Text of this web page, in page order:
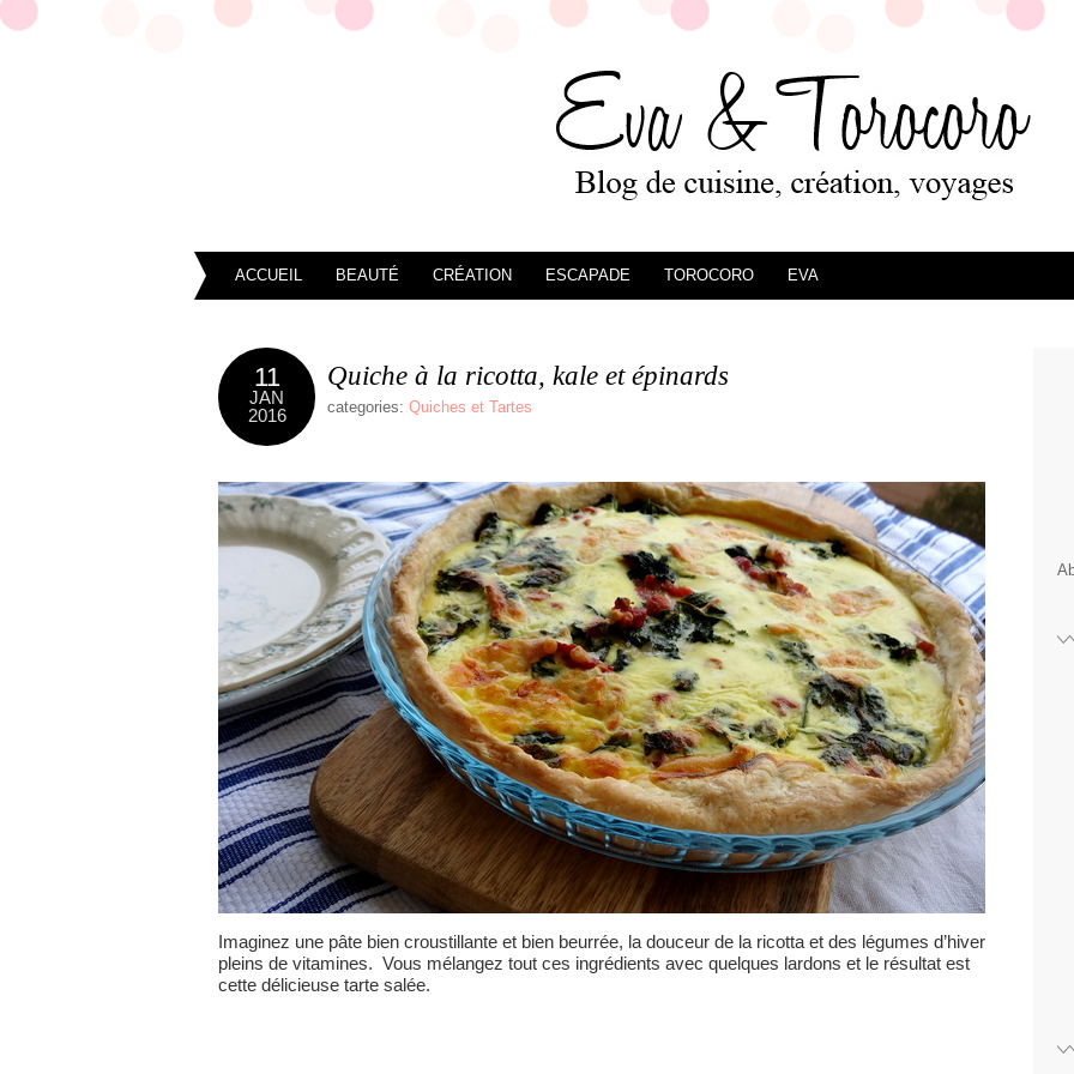
ACCUEIL BEAUTÉ CRÉATION ESCAPADE TOROCORO EVA
11
JAN
2016
Quiche à la ricotta, kale et épinards
categories: Quiches et Tartes
Imaginez une pâte bien croustillante et bien beurrée, la douceur de la ricotta et des légumes d’hiver
pleins de vitamines. Vous mélangez tout ces ingrédients avec quelques lardons et le résultat est
cette délicieuse tarte salée.